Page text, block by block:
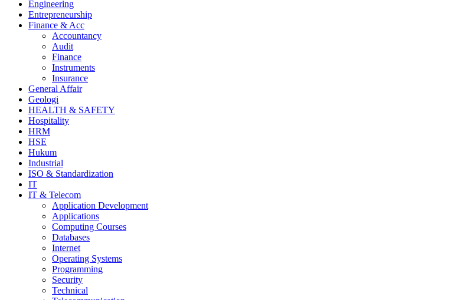
Engineering
Entrepreneurship
Finance & Acc
Accountancy
Audit
Finance
Instruments
Insurance
General Affair
Geologi
HEALTH & SAFETY
Hospitality
HRM
HSE
Hukum
Industrial
ISO & Standardization
IT
IT & Telecom
Application Development
Applications
Computing Courses
Databases
Internet
Operating Systems
Programming
Security
Technical